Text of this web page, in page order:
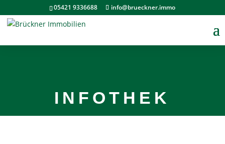
05421 9336688 info@brueckner.immo
INFOTHEK